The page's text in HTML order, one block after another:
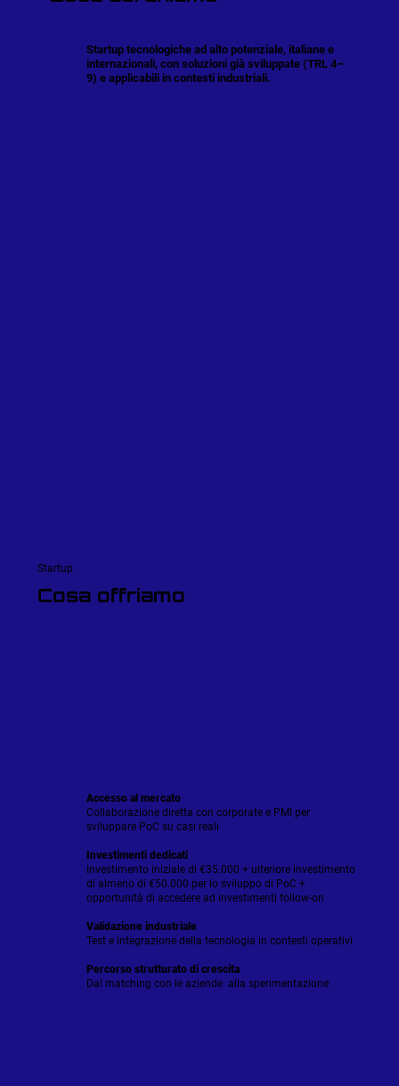
Startup tecnologiche ad alto potenziale, italiane e
internazionali, con soluzioni già sviluppate (TRL 4–
9) e applicabili in contesti industriali.
Startup
Cosa offriamo
Accesso al mercato
Collaborazione diretta con corporate e PMI per
sviluppare PoC su casi reali
Investimenti dedicati
Investimento iniziale di €35.000 + ulteriore investimento
di almeno di €50.000 per lo sviluppo di PoC +
opportunità di accedere ad investimenti follow-on
Validazione industriale
Test e integrazione della tecnologia in contesti operativi
Percorso strutturato di crescita
Dal matching con le aziende alla sperimentazione